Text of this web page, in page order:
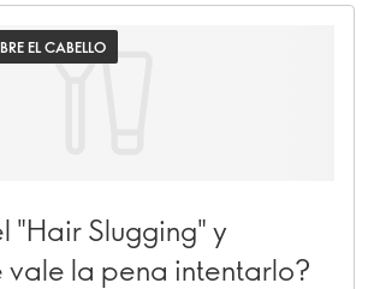
EL CABELLO
"Hair Slugging" y
vale la pena intentarlo?